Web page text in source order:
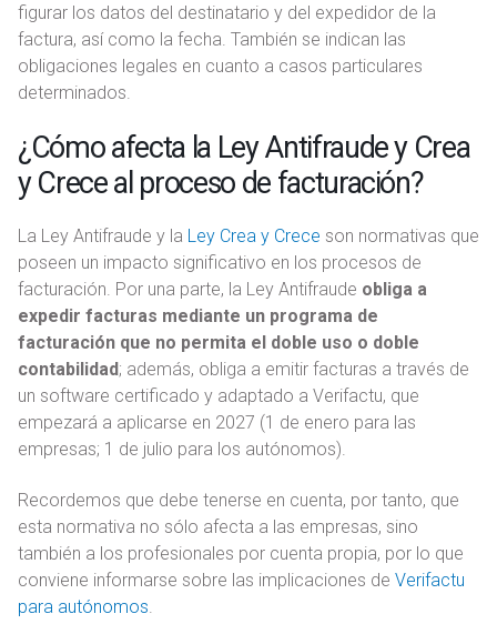
figurar los datos del destinatario y del expedidor de la
factura, así como la fecha. También se indican las
obligaciones legales en cuanto a casos particulares
determinados.
¿Cómo afecta la Ley Antifraude y Crea
y Crece al proceso de facturación?
La Ley Antifraude y la Ley Crea y Crece son normativas que
poseen un impacto significativo en los procesos de
facturación. Por una parte, la Ley Antifraude obliga a
expedir facturas mediante un programa de
facturación que no permita el doble uso o doble
contabilidad ; además, obliga a emitir facturas a través de
un software certificado y adaptado a Verifactu, que
empezará a aplicarse en 2027 (1 de enero para las
empresas; 1 de julio para los autónomos).
Recordemos que debe tenerse en cuenta, por tanto, que
esta normativa no sólo afecta a las empresas, sino
también a los profesionales por cuenta propia, por lo que
conviene informarse sobre las implicaciones de Verifactu
para autónomos